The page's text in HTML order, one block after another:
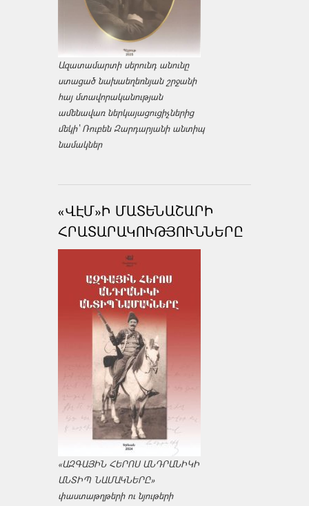
Ազատամարտի սերունդ անունը
ստացած նախաեղեռնյան շրջանի
հայ մտավորականության
ամենավառ ներկայացուցիչներից
մեկի՝ Ռուբեն Զարդարյանի անտիպ
նամակներ
«ՎԷՄ»Ի ՄԱՏԵՆԱՇԱՐԻ
ՀՐԱՏԱՐԱԿՈՒԹՅՈՒՆՆԵՐԸ
«ԱԶԳԱՅԻՆ ՀԵՐՈՍ ԱՆԴՐԱՆԻԿԻ
ԱՆՏԻՊ ՆԱՄԱԿՆԵՐԸ»
փաստաթղթերի ու նյութերի